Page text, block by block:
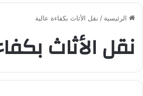
الرئيسية / نقل الأثاث بكفاءة عالية
نقل الأثاث